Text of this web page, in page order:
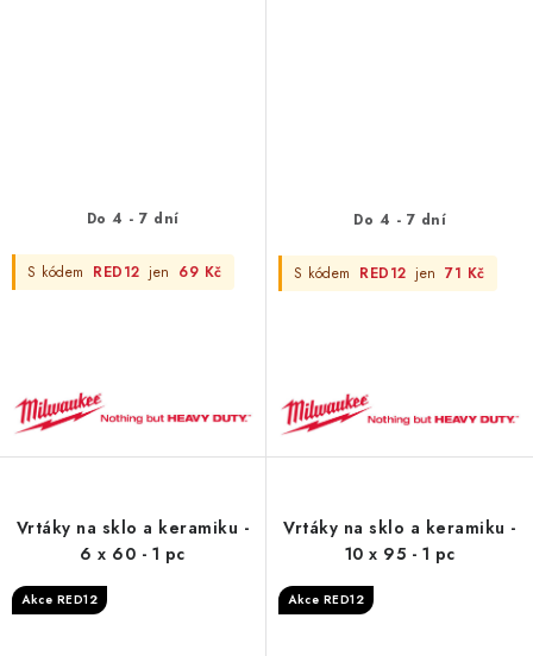
Do 4 - 7 dní
S kódem RED12 jen 69 Kč
Do 4 - 7 dní
S kódem RED12 jen 71 Kč
Vrtáky na sklo a keramiku -
6 x 60 - 1 pc
Akce RED12
Vrtáky na sklo a keramiku -
10 x 95 - 1 pc
Akce RED12